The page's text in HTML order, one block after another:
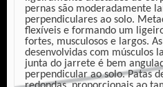
pernas são moderadamente
perpendiculares ao solo.
flexíveis e formando um
fortes, musculosos e largos.
desenvolvidas com músculos
junta do jarrete é bem
perpendicular ao solo. Patas